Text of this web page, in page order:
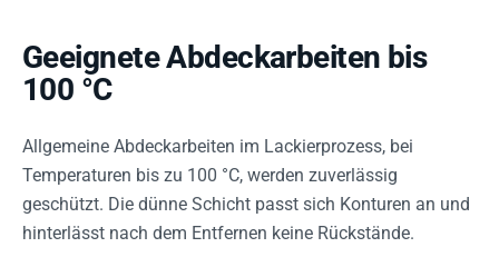
Geeignete Abdeckarbeiten bis
100 °C
Allgemeine Abdeckarbeiten im Lackierprozess, bei
Temperaturen bis zu 100 °C, werden zuverlässig
geschützt. Die dünne Schicht passt sich Konturen an und
hinterlässt nach dem Entfernen keine Rückstände.